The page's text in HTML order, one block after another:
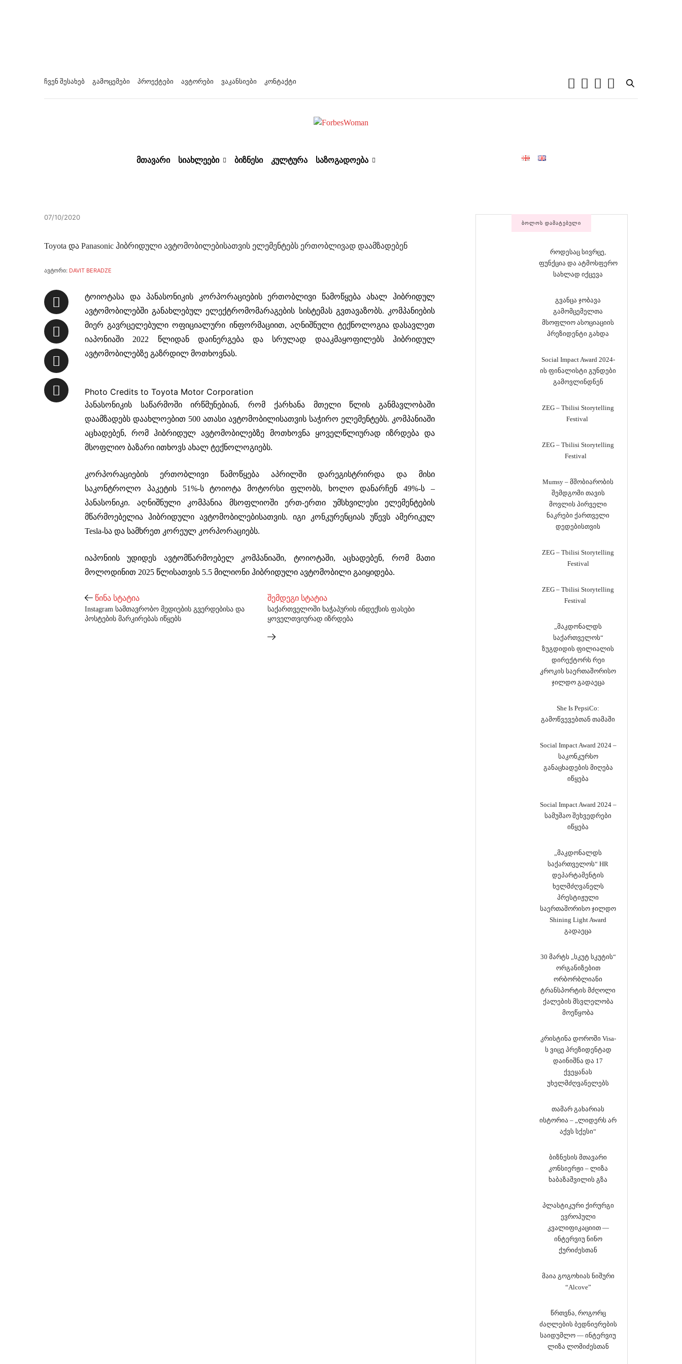
ჩვენ შესახებ გამოცემები პროექტები ავტორები ვაკანსიები კონტაქტი
ᲛᲗᲐᲕᲐᲠᲘ ᲡᲘᲐᲮᲚᲔᲔᲑᲘ ᲑᲘᲖᲜᲔᲡᲘ ᲙᲣᲚᲢᲣᲠᲐ ᲡᲐᲖᲝᲒᲐᲓᲝᲔᲑᲐ
07/10/2020
Toyota და Panasonic ჰიბრიდული ავტომობილებისათვის ელემენტებს ერთობლივად დაამზადებენ
ავტორი: DAVIT BERADZE
ტოიოტასა და პანასონიკის კორპორაციების ერთობლივი წამოწყება ახალ ჰიბრიდულ
ავტომობილებში განახლებულ ელექტრომომარაგების სისტემას გვთავაზობს. კომპანიების
მიერ გავრცელებული ოფიციალური ინფორმაციით, აღნიშნული ტექნოლოგია დასავლეთ
იაპონიაში 2022 წლიდან დაინერგება და სრულად დააკმაყოფილებს ჰიბრიდულ
ავტომობილებზე გაზრდილ მოთხოვნას.
Photo Credits to Toyota Motor Corporation
პანასონიკის საწარმოში ირწმუნებიან, რომ ქარხანა მთელი წლის განმავლობაში
დაამზადებს დაახლოებით 500 ათასი ავტომობილისათვის საჭირო ელემენტებს. კომპანიაში
აცხადებენ, რომ ჰიბრიდულ ავტომობილებზე მოთხოვნა ყოველწლიურად იზრდება და
მსოფლიო ბაზარი ითხოვს ახალ ტექნოლოგიებს.
კორპორაციების ერთობლივი წამოწყება აპრილში დარეგისტრირდა და მისი
საკონტროლო პაკეტის 51%-ს ტოიოტა მოტორსი ფლობს, ხოლო დანარჩენ 49%-ს –
პანასონიკი. აღნიშნული კომპანია მსოფლიოში ერთ-ერთი უმსხვილესი ელემენტების
მწარმოებელია ჰიბრიდული ავტომობილებისათვის. იგი კონკურენციას უწევს ამერიკულ
Tesla-სა და სამხრეთ კორეულ კორპორაციებს.
იაპონიის უდიდეს ავტომწარმოებელ კომპანიაში, ტოიოტაში, აცხადებენ, რომ მათი
მოლოდინით 2025 წლისათვის 5.5 მილიონი ჰიბრიდული ავტომობილი გაიყიდება.
წინა სტატია
Instagram სამთავრობო მედიების გვერდებისა და
პოსტების მარკირებას იწყებს
შემდეგი სტატია
საქართველოში ხაჭაპურის ინდექსის ფასები
ყოველთვიურად იზრდება
ᲑᲝᲚᲝᲡ ᲓᲐᲛᲐᲢᲔᲑᲣᲚᲘ
როდესაც სივრცე,
ფუნქცია და ატმოსფერო
სახლად იქცევა
გვანცა ჯობავა
გამომცემელთა
მსოფლიო ასოციაციის
პრეზიდენტი გახდა
Social Impact Award 2024-
ის ფინალისტი გუნდები
გამოვლინდნენ
ZEG – Tbilisi Storytelling
Festival
ZEG – Tbilisi Storytelling
Festival
Mumsy – მშობიარობის
შემდგომი თავის
მოვლის პირველი
ნაკრები ქართველი
დედებისთვის
ZEG – Tbilisi Storytelling
Festival
ZEG – Tbilisi Storytelling
Festival
„მაკდონალდს
საქართველოს“
ზუგდიდის ფილიალის
დირექტორს რეი
კროკის საერთაშორისო
ჯილდო გადაეცა
She Is PepsiCo:
გამოწვევებთან თამაში
Social Impact Award 2024 –
საკონკურსო
განაცხადების მიღება
იწყება
Social Impact Award 2024 –
სამუშაო შეხვედრები
იწყება
„მაკდონალდს
საქართველოს“ HR
დეპარტამენტის
ხელმძღვანელს
პრესტიჟული
საერთაშორისო ჯილდო
Shining Light Award
გადაეცა
30 მარტს „სკუტ სკუტის“
ორგანიზებით
ორბორბლიანი
ტრანსპორტის მძღოლი
ქალების მსვლელობა
მოეწყობა
კრისტინა დოროში Visa-
ს ვიცე პრეზიდენტად
დაინიშნა და 17
ქვეყანას
უხელმძღვანელებს
თამარ გახარიას
ისტორია – „ლიდერს არ
აქვს სქესი“
ბიზნესის მთავარი
კონსიერჟი – ლიზა
ხაბაზაშვილის გზა
პლასტიკური ქირურგი
ევროპული
კვალიფიკაციით —
ინტერვიუ ნინო
ქურიძესთან
მაია გოგოხიას ნიშური
“Alcove”
წრთვნა, როგორც
ძაღლების ბედნიერების
საიდუმლო — ინტერვიუ
ლიზა ლომიძესთან